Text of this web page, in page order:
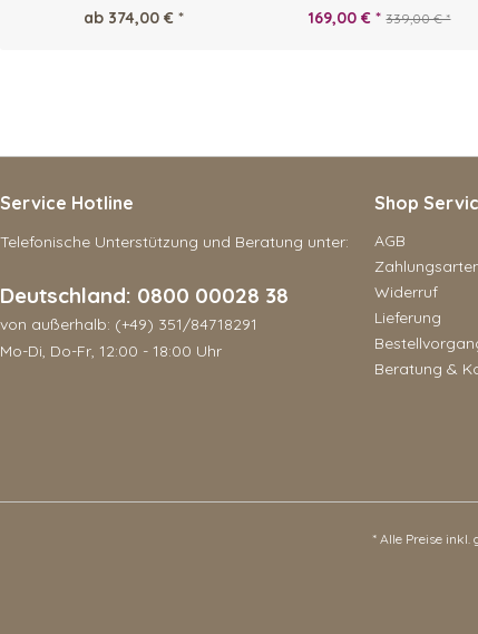
ab 374,00 € * 169,00 € * 339,00 € *
Service Hotline
Telefonische Unterstützung und Beratung unter:
Deutschland: 0800 00028 38
von außerhalb: (+49) 351/84718291
Mo-Di, Do-Fr, 12:00 - 18:00 Uhr
Shop
AGB
Widerruf
Lieferung
Beratung &
* Alle Preise inkl.